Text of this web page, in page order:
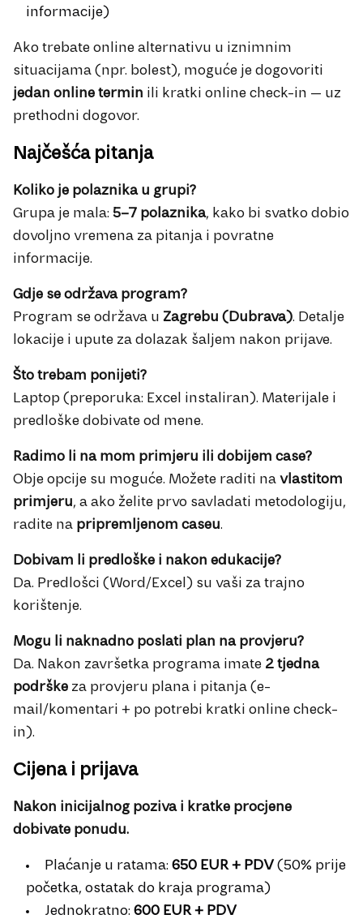
informacije)
Ako trebate online alternativu u iznimnim
situacijama (npr. bolest), moguće je dogovoriti
jedan online termin ili kratki online check-in — uz
prethodni dogovor.
Najčešća pitanja
Koliko je polaznika u grupi?
Grupa je mala: 5–7 polaznika, kako bi svatko dobio
dovoljno vremena za pitanja i povratne
informacije.
Gdje se održava program?
Program se održava u Zagrebu (Dubrava). Detalje
lokacije i upute za dolazak šaljem nakon prijave.
Što trebam ponijeti?
Laptop (preporuka: Excel instaliran). Materijale i
predloške dobivate od mene.
Radimo li na mom primjeru ili dobijem case?
Obje opcije su moguće. Možete raditi na vlastitom
primjeru, a ako želite prvo savladati metodologiju,
radite na pripremljenom caseu.
Dobivam li predloške i nakon edukacije?
Da. Predlošci (Word/Excel) su vaši za trajno
korištenje.
Mogu li naknadno poslati plan na provjeru?
Da. Nakon završetka programa imate 2 tjedna
podrške za provjeru plana i pitanja (e-
mail/komentari + po potrebi kratki online check-
in).
Cijena i prijava
Nakon inicijalnog poziva i kratke procjene
dobivate ponudu.
Plaćanje u ratama: 650 EUR + PDV (50% prije
početka, ostatak do kraja programa)
Jednokratno: 600 EUR + PDV